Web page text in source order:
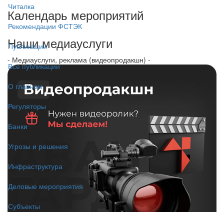
Читалка
Рекомендации ФСТЭК
Публикации
Все публикации
О главном
Регуляторы
Банки
Угрозы и решения
Инфраструктура
Деловые мероприятия
Субъекты
Календарь мероприятий
Наши медиауслуги
- Медиауслуги, реклама (видеопродакшн) -